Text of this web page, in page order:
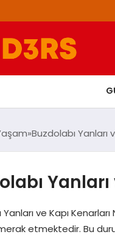
Buzdolabı Yanları
ve Kapı
merak etmektedir. Bu